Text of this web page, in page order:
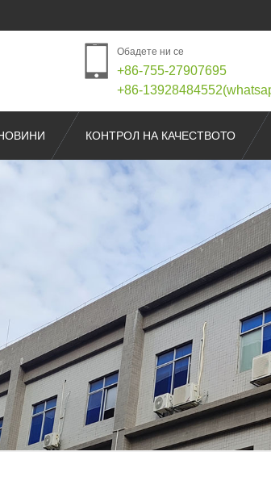
Обадете ни се
+86-755-27907695
+86-
КОНТРОЛ НА КАЧЕСТВОТО